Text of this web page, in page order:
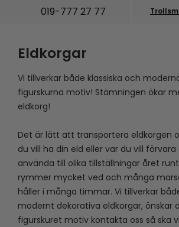
019-777 27 77
Eldkorgar
Vi tillverkar både klassiska och
figurskurna motiv! Stämningen ökar
eldkorg!
Det är lätt att transportera eldkorgen
du vill ha din eld eller var du vill
använda till olika tillställningar året
rymmer mycket ved och många
håller i många timmar. Vi tillverkar
modernt dekorativa eldkorgar, önskar
figurskuret motiv kontakta oss så ska